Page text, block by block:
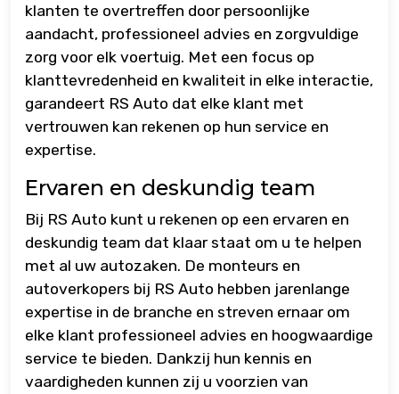
klanten te overtreffen door persoonlijke
aandacht, professioneel advies en zorgvuldige
zorg voor elk voertuig. Met een focus op
klanttevredenheid en kwaliteit in elke interactie,
garandeert RS Auto dat elke klant met
vertrouwen kan rekenen op hun service en
expertise.
Ervaren en deskundig team
Bij RS Auto kunt u rekenen op een ervaren en
deskundig team dat klaar staat om u te helpen
met al uw autozaken. De monteurs en
autoverkopers bij RS Auto hebben jarenlange
expertise in de branche en streven ernaar om
elke klant professioneel advies en hoogwaardige
service te bieden. Dankzij hun kennis en
vaardigheden kunnen zij u voorzien van